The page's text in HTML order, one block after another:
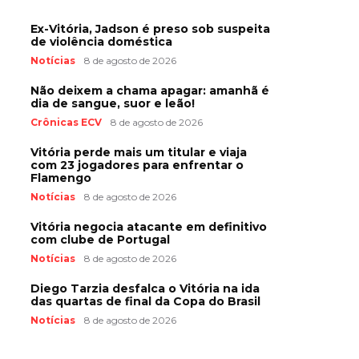
Ex-Vitória, Jadson é preso sob suspeita
de violência doméstica
Notícias 8 de agosto de 2026
Não deixem a chama apagar: amanhã é
dia de sangue, suor e leão!
Crônicas ECV 8 de agosto de 2026
Vitória perde mais um titular e viaja
com 23 jogadores para enfrentar o
Flamengo
Notícias 8 de agosto de 2026
Vitória negocia atacante em definitivo
com clube de Portugal
Notícias 8 de agosto de 2026
Diego Tarzia desfalca o Vitória na ida
das quartas de final da Copa do Brasil
Notícias 8 de agosto de 2026